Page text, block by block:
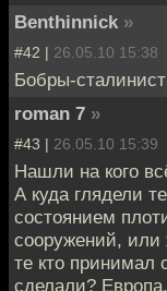
Benthinnick »
#42 | 26.05.10 15:38
Бобры-
roman 7 »
#43 | 26.05.10 15:39
Нашли на кого
А куда глядели
состоянием
сооружений, или
те кто принимал
сделали?